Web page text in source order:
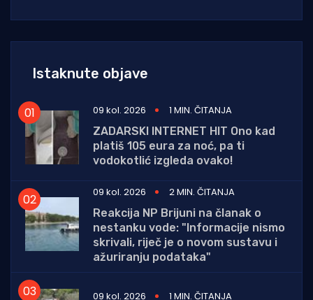
Istaknute objave
09 kol. 2026
1 MIN. ČITANJA
ZADARSKI INTERNET HIT Ono kad
platiš 105 eura za noć, pa ti
vodokotlić izgleda ovako!
09 kol. 2026
2 MIN. ČITANJA
Reakcija NP Brijuni na članak o
nestanku vode: "Informacije nismo
skrivali, riječ je o novom sustavu i
ažuriranju podataka"
09 kol. 2026 1 MIN. ČITANJA